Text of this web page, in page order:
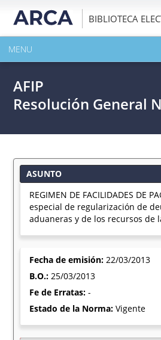
BIBLIOTECA
MENU
EXPANDIR TODO EL CONTENIDO DE LA
AFIP
Resolución General
ASUNTO
REGIMEN DE FACILIDADES DE
especial de regularización de
aduaneras y de los recursos de
Fecha de emisión:22/03/2013
B.O.:25/03/2013
Fe de Erratas:-
Estado de la Norma:Vigente